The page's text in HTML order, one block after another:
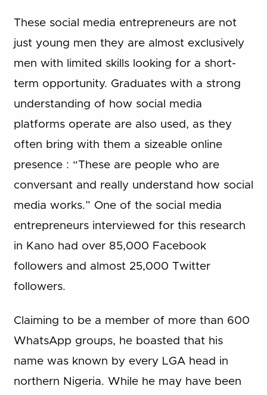
These social media entrepreneurs are not
just young men they are almost exclusively
men with limited skills looking for a short-
term opportunity. Graduates with a strong
understanding of how social media
platforms operate are also used, as they
often bring with them a sizeable online
presence : “These are people who are
conversant and really understand how social
media works.” One of the social media
entrepreneurs interviewed for this research
in Kano had over 85,000 Facebook
followers and almost 25,000 Twitter
followers.
Claiming to be a member of more than 600
WhatsApp groups, he boasted that his
name was known by every LGA head in
northern Nigeria. While he may have been